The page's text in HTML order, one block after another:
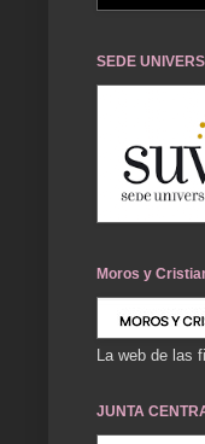
SEDE
Moros y
La web de las
JUNTA